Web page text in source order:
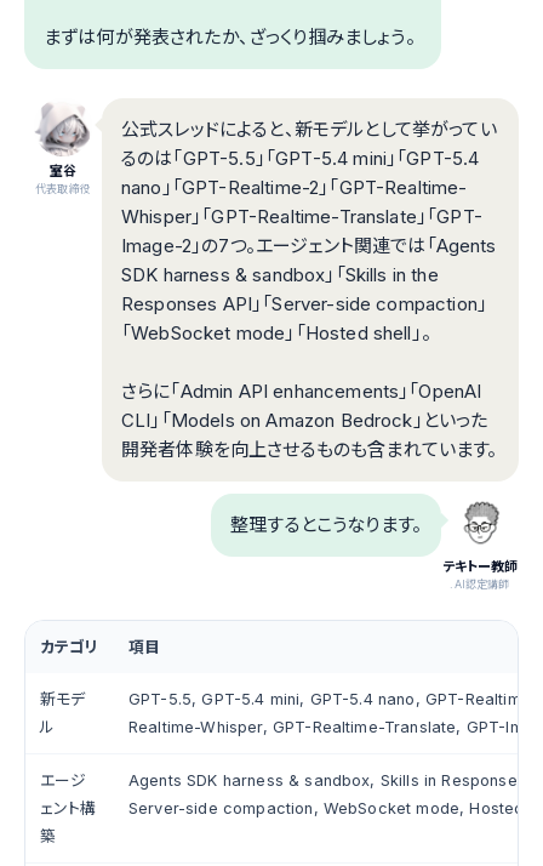
まずは何が発表されたか、ざっくり掴みましょう。
室谷
代表取締役
公式スレッドによると、新モデルとして挙がってい
るのは「GPT-5.5」「GPT-5.4 mini」「GPT-5.4
nano」「GPT-Realtime-2」「GPT-Realtime-
Whisper」「GPT-Realtime-Translate」「GPT-
Image-2」の7つ。エージェント関連では「Agents
SDK harness & sandbox」「Skills in the
Responses API」「Server-side compaction」
「WebSocket mode」「Hosted shell」。
さらに「Admin API enhancements」「OpenAI
CLI」「Models on Amazon Bedrock」といった
開発者体験を向上させるものも含まれています。
テキトー教師
.AI認定講師
整理するとこうなります。
カテゴリ 項目
新モデ
ル
GPT-5.5, GPT-5.4 mini, GPT-5.4 nano, GPT-Realtime-
Realtime-Whisper, GPT-Realtime-Translate, GPT-
エージ
ェント構
築
Agents SDK harness & sandbox, Skills in Responses
Server-side compaction, WebSocket mode, Hosted